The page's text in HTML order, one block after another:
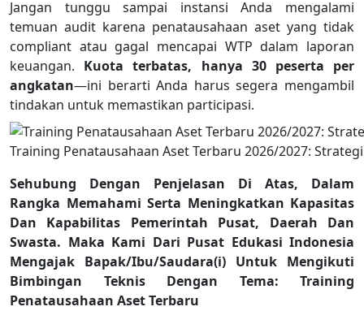
Jangan tunggu sampai instansi Anda mengalami
temuan audit karena penatausahaan aset yang tidak
compliant atau gagal mencapai WTP dalam laporan
keuangan. Kuota terbatas, hanya 30 peserta per
angkatan—ini berarti Anda harus segera mengambil
tindakan untuk memastikan participasi.
Training Penatausahaan Aset Terbaru 2026/2027:
Sehubung Dengan Penjelasan Di Atas, Dalam
Rangka Memahami Serta Meningkatkan Kapasitas
Dan Kapabilitas Pemerintah Pusat, Daerah Dan
Swasta. Maka Kami Dari Pusat Edukasi Indonesia
Mengajak Bapak/Ibu/Saudara(i) Untuk Mengikuti
Bimbingan Teknis Dengan Tema: Training
Penatausahaan Aset Terbaru